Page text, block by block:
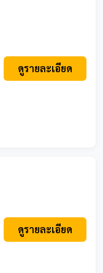
ดูรายละเอียด
ดูรายละเอียด